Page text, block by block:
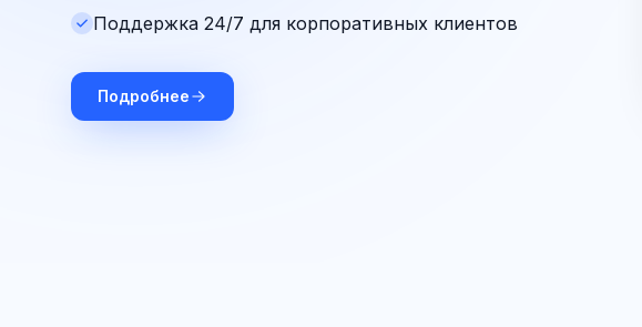
Поддержка 24/7 для корпоративных клиентов
Подробнее